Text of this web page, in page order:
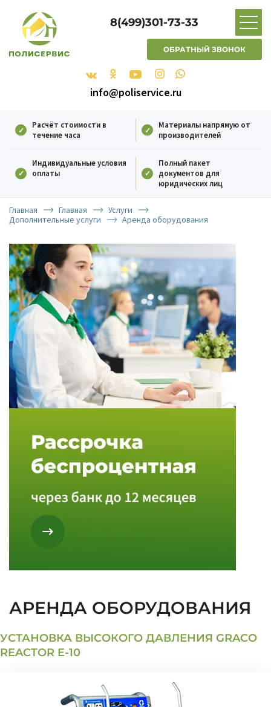
8(499)301-73-33
ОБРАТНЫЙ ЗВОНОК
info@poliservice.ru
Расчёт стоимости в
течение часа
Материалы напрямую от
производителей
Индивидуальные условия
оплаты
Полный пакет
документов для
юридических лиц
Главная Главная
Услуги
Дополнительные услуги
Аренда оборудования
АРЕНДА ОБОРУДОВАНИЯ
УСТАНОВКА ВЫСОКОГО ДАВЛЕНИЯ GRACO
REACTOR E-10